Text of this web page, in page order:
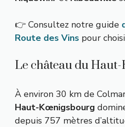
👉 Consultez notre guide
Route des Vins pour
Le château du
À environ 30 km de
Haut-Kœnigsbourg
depuis 757 mètres